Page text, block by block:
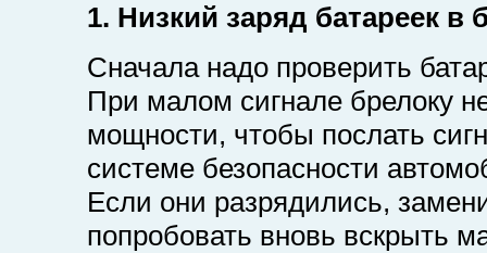
1. Низкий заряд батареек в
Сначала надо проверить
При малом сигнале брелоку
мощности, чтобы послать
системе безопасности
Если они разрядились,
попробовать вновь вскрыть